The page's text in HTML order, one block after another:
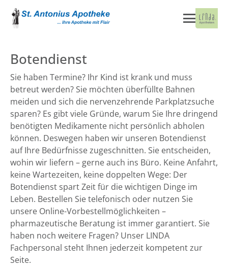
Botendienst
Sie haben Termine? Ihr Kind ist krank und muss
betreut werden? Sie möchten überfüllte Bahnen
meiden und sich die nervenzehrende Parkplatzsuche
sparen? Es gibt viele Gründe, warum Sie Ihre dringend
benötigten Medikamente nicht persönlich abholen
können. Deswegen haben wir unseren Botendienst
auf Ihre Bedürfnisse zugeschnitten. Sie entscheiden,
wohin wir liefern – gerne auch ins Büro. Keine Anfahrt,
keine Wartezeiten, keine doppelten Wege: Der
Botendienst spart Zeit für die wichtigen Dinge im
Leben. Bestellen Sie telefonisch oder nutzen Sie
unsere Online-Vorbestellmöglichkeiten –
pharmazeutische Beratung ist immer garantiert. Sie
haben noch weitere Fragen? Unser LINDA
Fachpersonal steht Ihnen jederzeit kompetent zur
Seite.